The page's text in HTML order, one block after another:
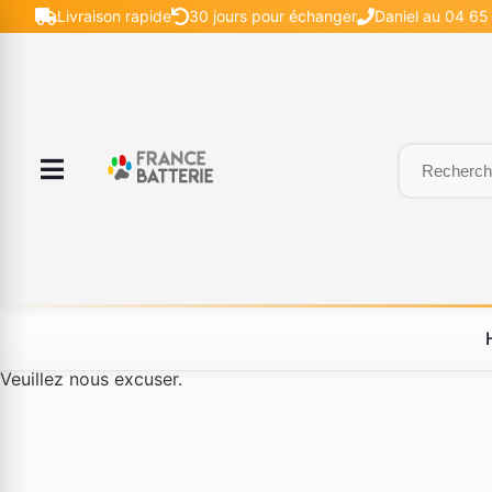
Livraison rapide 30 jours pour échanger Daniel au 04
Veuillez nous excuser.